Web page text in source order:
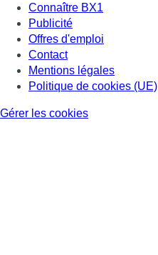
Connaître BX1
Publicité
Offres d'emploi
Contact
Mentions légales
Politique de cookies (UE)
Gérer les cookies